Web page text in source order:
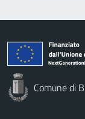
Comune di